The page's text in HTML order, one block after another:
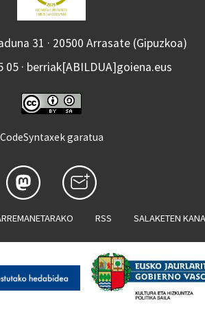
31 · 20500 Arrasate (Gipuzkoa)
05 · berriak[ABILDUA]goiena.eus
CodeSyntaxek garatua
RSS SALAKETEN